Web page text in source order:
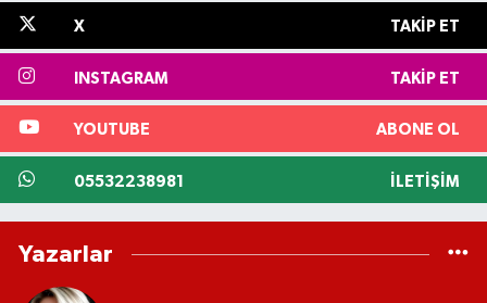
X TAKIP ET
INSTAGRAM TAKIP ET
YOUTUBE ABONE OL
05532238981 İLETIŞIM
Yazarlar